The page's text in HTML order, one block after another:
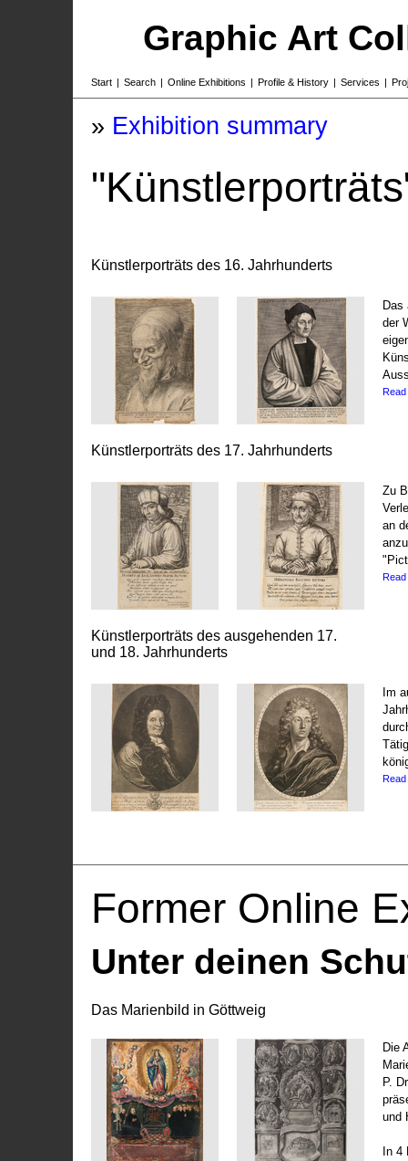
Graphic Art
Start | Search | Online Exhibitions | Profile & History | Services |
» Exhibition summary
Künstlerporträts des 16. Jahrhunderts
Das
der
Künstlerporträts des 17. Jahrhunderts
Zu
an
Künstlerporträts des ausgehenden 17.
und 18. Jahrhunderts
Im
Former Online
Unter deinen
Das Marienbild in Göttweig
Die
P.
und
In 4